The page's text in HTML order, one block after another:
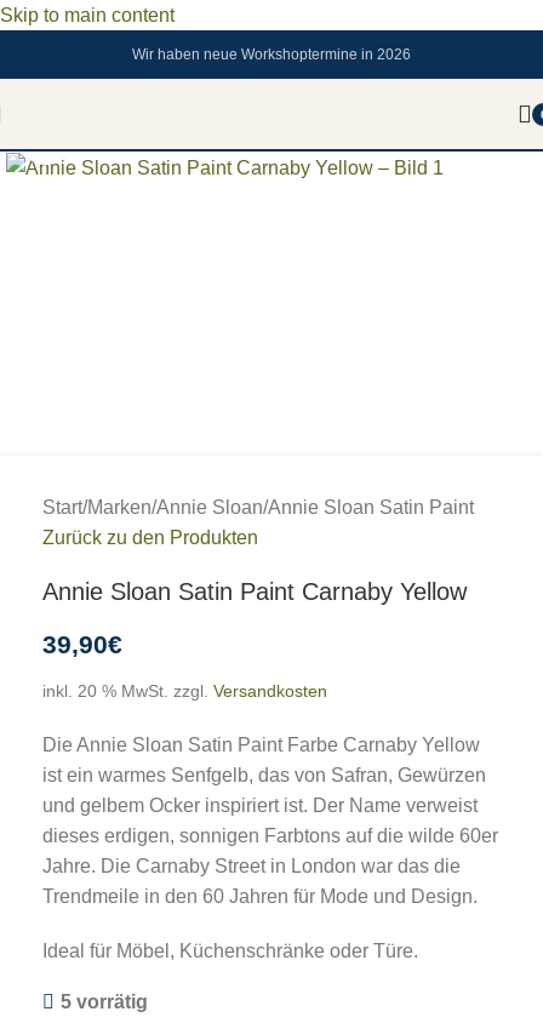
Skip to main content
Wir haben neue Workshoptermine in 2026
Start/Marken/Annie Sloan/Annie Sloan Satin Paint
Zurück zu den Produkten
Annie Sloan Satin Paint Carnaby Yellow
39,90€
inkl. 20 % MwSt. zzgl. Versandkosten
Die Annie Sloan Satin Paint Farbe Carnaby Yellow
ist ein warmes Senfgelb, das von Safran, Gewürzen
und gelbem Ocker inspiriert ist. Der Name verweist
dieses erdigen, sonnigen Farbtons auf die wilde 60er
Jahre. Die Carnaby Street in London war das die
Trendmeile in den 60 Jahren für Mode und Design.
Ideal für Möbel, Küchenschränke oder Türe.
5 vorrätig